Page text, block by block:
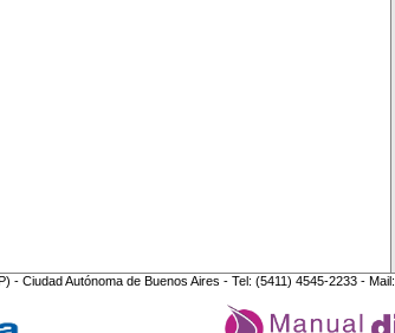
- Ciudad Autónoma de Buenos Aires - Tel: (5411) 4545-2233 - Mail: